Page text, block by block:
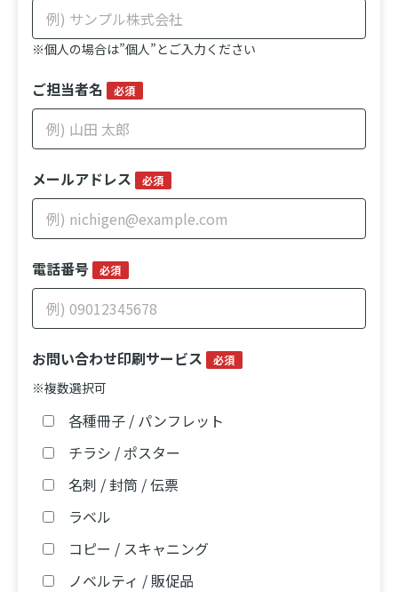
※個人の場合は”個人”とご入力ください
ご担当者名 必須
メールアドレス 必須
電話番号 必須
お問い合わせ印刷サービス 必須
※複数選択可
各種冊子 / パンフレット
チラシ / ポスター
名刺 / 封筒 / 伝票
ラベル
コピー / スキャニング
ノベルティ / 販促品